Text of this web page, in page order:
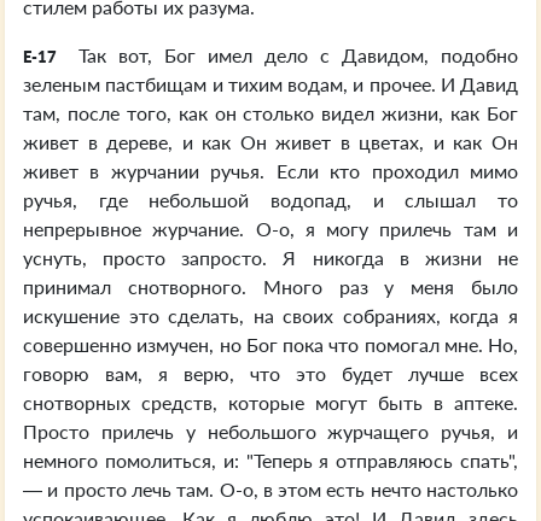
стилем работы их разума.
E-17
Так вот, Бог имел дело с Давидом, подобно
зеленым пастбищам и тихим водам, и прочее. И Давид
там, после того, как он столько видел жизни, как Бог
живет в дереве, и как Он живет в цветах, и как Он
живет в журчании ручья. Если кто проходил мимо
ручья, где небольшой водопад, и слышал то
непрерывное журчание. О-о, я могу прилечь там и
уснуть, просто запросто. Я никогда в жизни не
принимал снотворного. Много раз у меня было
искушение это сделать, на своих собраниях, когда я
совершенно измучен, но Бог пока что помогал мне. Но,
говорю вам, я верю, что это будет лучше всех
снотворных средств, которые могут быть в аптеке.
Просто прилечь у небольшого журчащего ручья, и
немного помолиться, и: "Теперь я отправляюсь спать",
— и просто лечь там. О-о, в этом есть нечто настолько